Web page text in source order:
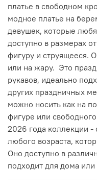
платье в свободном
модное платье на
девушек, которые
доступно в размерах
фигуру и струящееся.
или на жару. Это
рукавов, идеально
других праздничных
можно носить как на
фигуре или
2026 года коллекции
любого возраста,
Оно доступно в
подходит для дома